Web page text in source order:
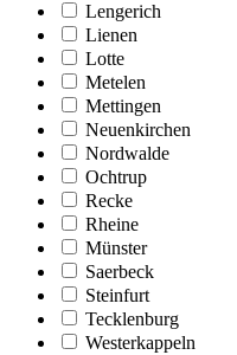
Lengerich
Lienen
Lotte
Metelen
Mettingen
Neuenkirchen
Nordwalde
Ochtrup
Recke
Rheine
Münster
Saerbeck
Steinfurt
Tecklenburg
Westerkappeln